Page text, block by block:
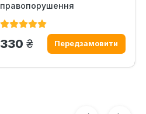
правопорушення
330 грн.